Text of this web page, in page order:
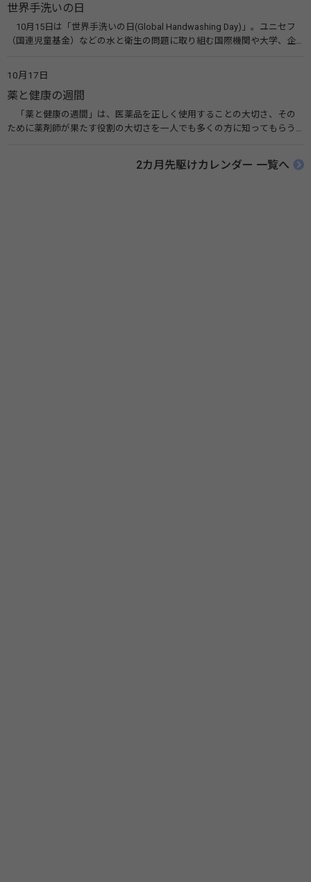
ルヘルス・ポータルサイト「こころの耳」（厚生労働省）
世界手洗いの日
10月15日は「世界手洗いの日(Global Handwashing Day)」。ユニセフ
（国連児童基金）などの水と衛生の問題に取り組む国際機関や大学、企
10月17日
薬と健康の週間
「薬と健康の週間」は、医薬品を正しく使用することの大切さ、その
ために薬剤師が果たす役割の大切さを一人でも多くの方に知ってもらう
伝えたい！薬との付き合い方」（保健指導リソースガイド）
2カ月先駆けカレンダー 一覧へ